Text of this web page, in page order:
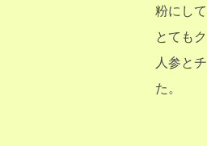
粉にし
とても
人参と
た。